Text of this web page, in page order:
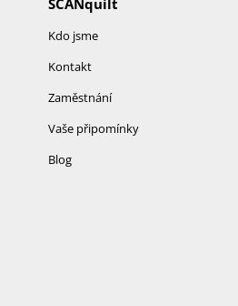
Kdo jsme
Kontakt
Zaměstnání
Vaše připomínky
Blog